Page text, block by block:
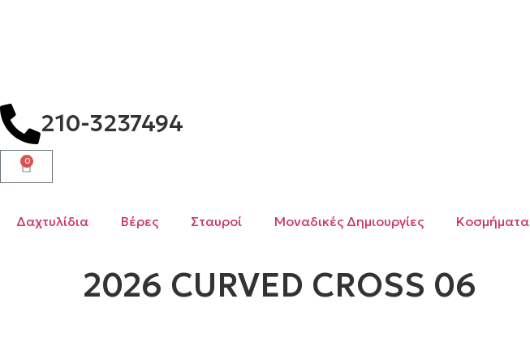
210-3237494
0
Δαχτυλίδια Βέρες Σταυροί Μοναδικές Δημιουργίες Κοσμήματα
2026 CURVED CROSS 06